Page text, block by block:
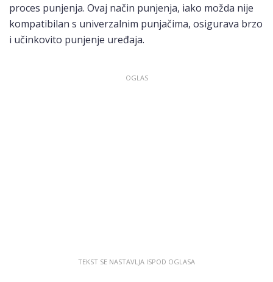
proces punjenja. Ovaj način punjenja, iako možda nije
kompatibilan s univerzalnim punjačima, osigurava brzo
i učinkovito punjenje uređaja.